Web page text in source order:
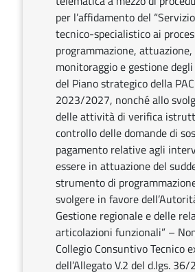
per l’affidamento del
tecnico-specialistico ai
programmazione, attuazione,
monitoraggio e gestione
del Piano strategico della PAC
2023/2027, nonché allo
delle attività di verifica
controllo delle domande di
pagamento relative agli
essere in attuazione del
strumento di
svolgere in favore
Gestione regionale e delle
articolazioni funzionali” –
Collegio Consuntivo Tecnico
dell’Allegato V.2 del d.lgs. 36/